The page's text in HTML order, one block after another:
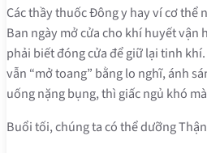
Các thầy thuốc Đông y hay ví cơ thể
Ban ngày mở cửa cho khí huyết vận
phải biết đóng cửa để giữ lại tinh
vẫn “mở toang” bằng lo nghĩ, ánh
uống nặng bụng, thì giấc ngủ khó
Buổi tối, chúng ta có thể dưỡng